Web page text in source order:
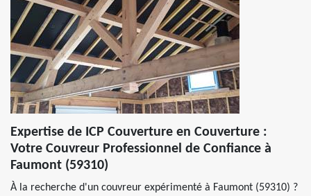
Expertise de ICP Couverture en Couverture :
Votre Couvreur Professionnel de Confiance à
Faumont (59310)
À la recherche d'un couvreur expérimenté à Faumont (59310) ?